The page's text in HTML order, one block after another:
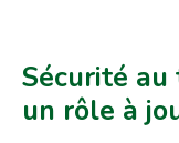
Sécurité au
un rôle à